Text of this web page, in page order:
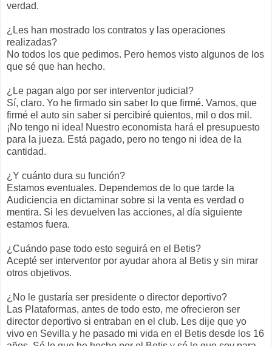
verdad.
¿Les han mostrado los contratos y las operaciones
realizadas?
No todos los que pedimos. Pero hemos visto algunos de los
que sé que han hecho.
¿Le pagan algo por ser interventor judicial?
Sí, claro. Yo he firmado sin saber lo que firmé. Vamos, que
firmé el auto sin saber si percibiré quientos, mil o dos mil.
¡No tengo ni idea! Nuestro economista hará el presupuesto
para la jueza. Está pagado, pero no tengo ni idea de la
cantidad.
¿Y cuánto dura su función?
Estamos eventuales. Dependemos de lo que tarde la
Audiciencia en dictaminar sobre si la venta es verdad o
mentira. Si les devuelven las acciones, al día siguiente
estamos fuera.
¿Cuándo pase todo esto seguirá en el Betis?
Acepté ser interventor por ayudar ahora al Betis y sin mirar
otros objetivos.
¿No le gustaría ser presidente o director deportivo?
Las Plataformas, antes de todo esto, me ofrecieron ser
director deportivo si entraban en el club. Les dije que yo
vivo en Sevilla y he pasado mi vida en el Betis desde los 16